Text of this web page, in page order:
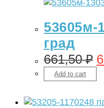
53605м-
град
661,50₽
Add to cart